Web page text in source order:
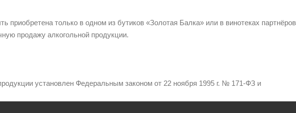
приобретена только в одном из бутиков «Золотая Балка» или в винотеках партнёров
продажу алкогольной продукции.
установлен Федеральным законом от 22 ноября 1995 г. № 171-ФЗ и